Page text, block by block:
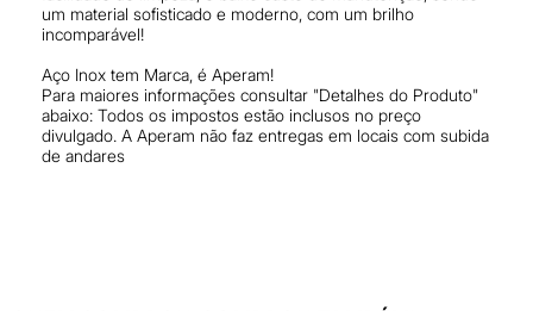
um material sofisticado e moderno, com um brilho
incomparável!
Aço Inox tem Marca, é Aperam!
Para maiores informações consultar "Detalhes do Produto"
abaixo: Todos os impostos estão inclusos no preço
divulgado. A Aperam não faz entregas em locais com subida
de andares